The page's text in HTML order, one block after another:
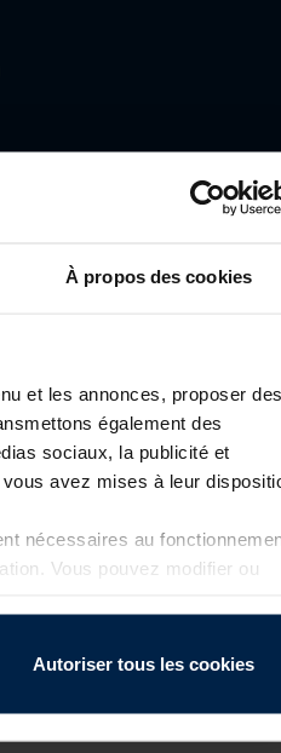
À propos des cookies
et les annonces, proposer des
également des
sociaux, la publicité et
avez mises à leur
nécessaires au
Vous pouvez modifier ou
Autoriser tous les cookies
Hörmann.
portes sectionnelles sur-
et généralistes avec une
en permanence de